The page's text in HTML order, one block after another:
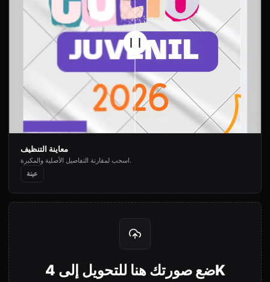
معاينة التنظيف
اسحب لمقارنة التفاصيل الأصلية والمكبرة.
عينة
ضع صورتك هنا للتحويل إلى 4K